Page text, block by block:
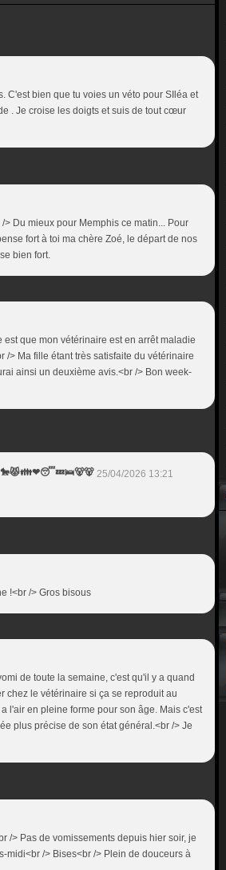
C'est bien que tu voies un véto pour SIléa et
. Je croise les doigts et suis de tout cœur
Du mieux pour Memphis ce matin... Pour
fort à toi ma chère Zoé, le départ de nos
bien fort.
est que mon vétérinaire est en arrêt maladie
> Ma fille étant très satisfaite du vétérinaire
ainsi un deuxième avis.<br /> Bon week-
25/04/2026 13:21
!<br /> Gros bisous
de toute la semaine, c'est qu'il y a quand
chez le vétérinaire si ça se reproduit au
l'air en pleine forme pour son âge. Mais c'est
plus précise de son état général.<br /> Je
/> Pas de vomissements depuis hier soir, je
midi<br /> Bises<br /> Plein de douceurs à